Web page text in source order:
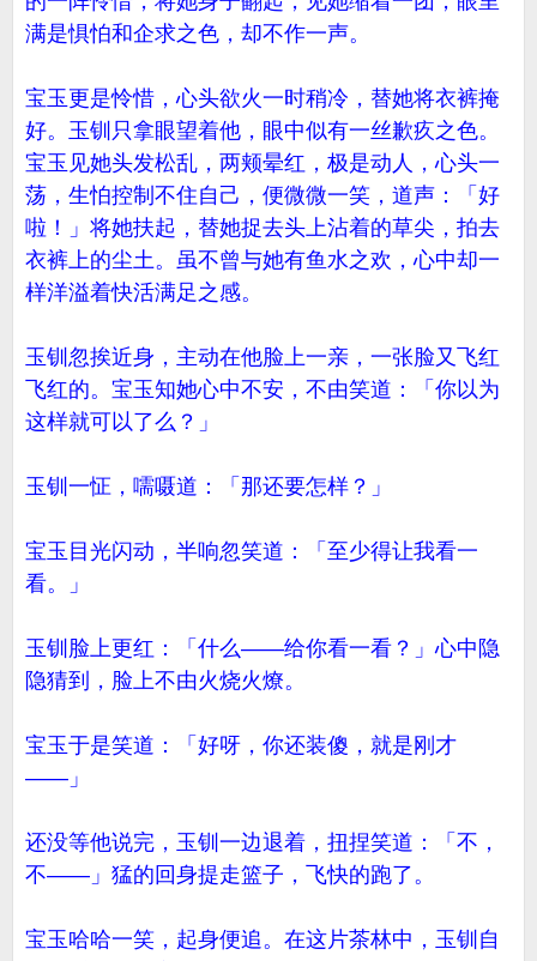
满是惧怕和企求之色，却不作一声。
宝玉更是怜惜，心头欲火一时稍冷，替她将衣裤掩
好。玉钏只拿眼望着他，眼中似有一丝歉疚之色。
宝玉见她头发松乱，两颊晕红，极是动人，心头一
荡，生怕控制不住自己，便微微一笑，道声：「好
啦！」将她扶起，替她捉去头上沾着的草尖，拍去
衣裤上的尘土。虽不曾与她有鱼水之欢，心中却一
样洋溢着快活满足之感。
玉钏忽挨近身，主动在他脸上一亲，一张脸又飞红
飞红的。宝玉知她心中不安，不由笑道：「你以为
这样就可以了么？」
玉钏一怔，嚅嗫道：「那还要怎样？」
宝玉目光闪动，半响忽笑道：「至少得让我看一
看。」
玉钏脸上更红：「什么——给你看一看？」心中隐
隐猜到，脸上不由火烧火燎。
宝玉于是笑道：「好呀，你还装傻，就是刚才
——」
还没等他说完，玉钏一边退着，扭捏笑道：「不，
不——」猛的回身提走篮子，飞快的跑了。
宝玉哈哈一笑，起身便追。在这片茶林中，玉钏自